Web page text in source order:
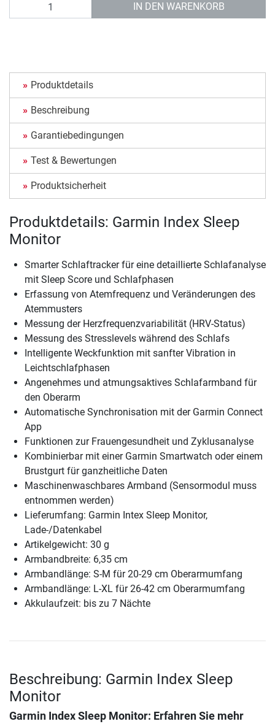
IN DEN WARENKORB
Produktdetails
Beschreibung
Garantiebedingungen
Test & Bewertungen
Produktsicherheit
Produktdetails: Garmin Index Sleep
Monitor
Smarter Schlaftracker für eine detaillierte Schlafanalyse
mit Sleep Score und Schlafphasen
Erfassung von Atemfrequenz und Veränderungen des
Atemmusters
Messung der Herzfrequenzvariabilität (HRV-Status)
Messung des Stresslevels während des Schlafs
Intelligente Weckfunktion mit sanfter Vibration in
Leichtschlafphasen
Angenehmes und atmungsaktives Schlafarmband für
den Oberarm
Automatische Synchronisation mit der Garmin Connect
App
Funktionen zur Frauengesundheit und Zyklusanalyse
Kombinierbar mit einer Garmin Smartwatch oder einem
Brustgurt für ganzheitliche Daten
Maschinenwaschbares Armband (Sensormodul muss
entnommen werden)
Lieferumfang: Garmin Intex Sleep Monitor,
Lade-/Datenkabel
Artikelgewicht: 30 g
Armbandbreite: 6,35 cm
Armbandlänge: S-M für 20-29 cm Oberarmumfang
Armbandlänge: L-XL für 26-42 cm Oberarmumfang
Akkulaufzeit: bis zu 7 Nächte
Beschreibung: Garmin Index Sleep
Monitor
Garmin Index Sleep Monitor: Erfahren Sie mehr